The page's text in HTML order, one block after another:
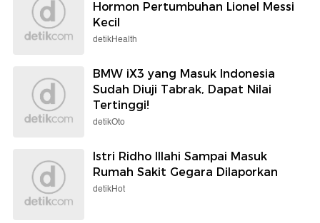
Hormon Pertumbuhan Lionel Messi
Kecil
detikHealth
BMW iX3 yang Masuk Indonesia
Sudah Diuji Tabrak, Dapat Nilai
Tertinggi!
detikOto
Istri Ridho Illahi Sampai Masuk
Rumah Sakit Gegara Dilaporkan
detikHot